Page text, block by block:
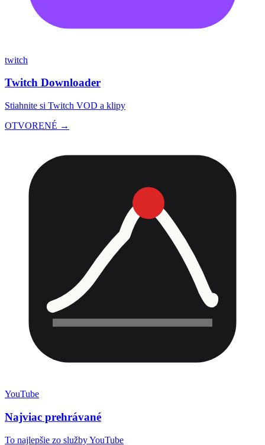
twitch
Twitch Downloader
Stiahnite si Twitch VOD a klipy
OTVORENÉ →
YouTube
Najviac prehrávané
To najlepšie zo služby YouTube